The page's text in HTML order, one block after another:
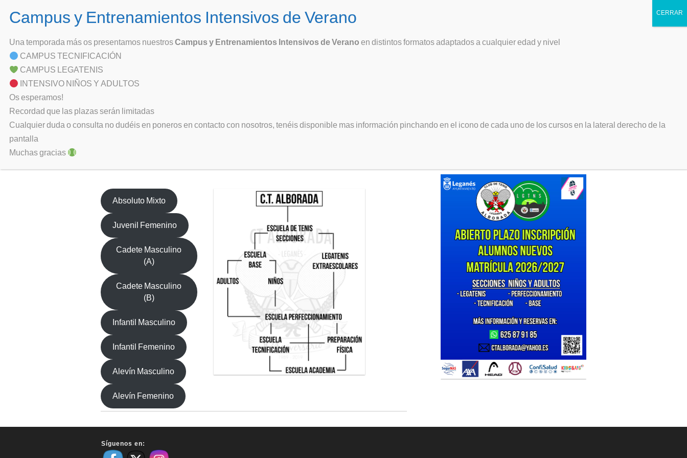
content
Club de Tenis Alborada Inicio Club
Competiciones > Torneos Escuela
En la Escuela de Tenis celebramos diferentes competiciones para todos los alumnos
Absoluto Mixto
Juvenil Femenino
Cadete Masculino
(A)
Cadete Masculino
(B)
Infantil Masculino
Infantil Femenino
Alevín Masculino
Alevín Femenino
Síguenos en:
Una temporada más os presentamos nuestrosCampus y Entrenamientos Intensivos de Verano en distintos formatos adaptados a cualquier edad y nivel
CAMPUS TECNIFICACIÓN
CAMPUS LEGATENIS
INTENSIVO NIÑOS Y ADULTOS
Os esperamos!
Recordad que las plazas serán limitadas
Cualquier duda o consulta no dudéis en poneros en contacto con nosotros, tenéis disponible mas información pinchando en el icono de cada uno de los cursos en la lateral derecho de la
pantalla
Muchas gracias